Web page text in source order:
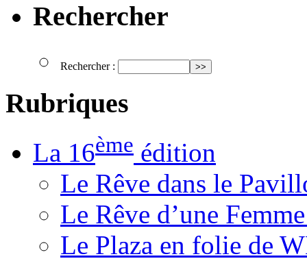
Rechercher
Rechercher :
Rubriques
La 16ème édition
Le Rêve dans le
Le Rêve d’une
Le Plaza en folie de